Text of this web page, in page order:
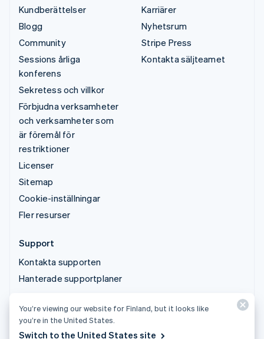
Kundberättelser
Blogg
Community
Sessions årliga
konferens
Sekretess och villkor
Förbjudna verksamheter
och verksamheter som
är föremål för
restriktioner
Licenser
Sitemap
Cookie-inställningar
Fler resurser
Karriärer
Nyhetsrum
Stripe Press
Kontakta säljteamet
Support
Kontakta supporten
Hanterade supportplaner
© 2026 Stripe, LLC
You’re viewing our website for Finland, but it looks like
you’re in the United States.
Switch to the United States site